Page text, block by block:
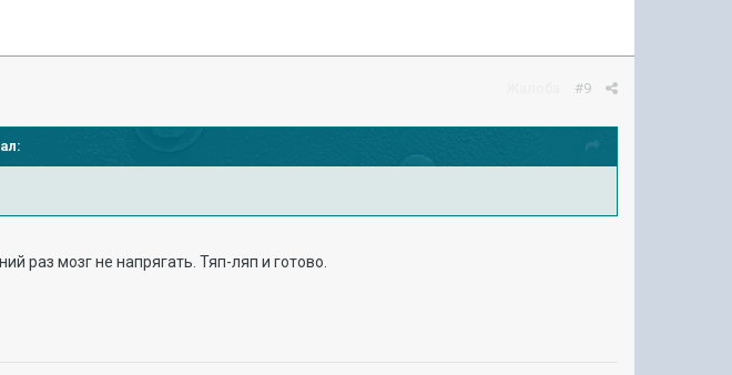
#9
раз мозг не напрягать. Тяп-ляп и готово.